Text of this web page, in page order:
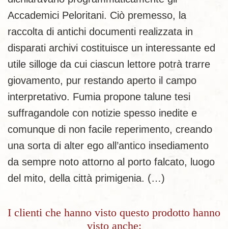
Accademici Peloritani. Ciò premesso, la
raccolta di antichi documenti realizzata in
disparati archivi costituisce un interessante ed
utile silloge da cui ciascun lettore potrà trarre
giovamento, pur restando aperto il campo
interpretativo. Fumia propone talune tesi
suffragandole con notizie spesso inedite e
comunque di non facile reperimento, creando
una sorta di alter ego all’antico insediamento
da sempre noto attorno al porto falcato, luogo
del mito, della città primigenia. (…)
I clienti che hanno visto questo prodotto hanno
visto anche: